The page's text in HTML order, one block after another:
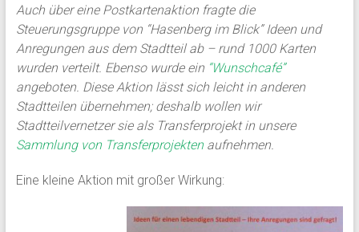
Auch über eine Postkartenaktion fragte die
Steuerungsgruppe von “Hasenberg im Blick” Ideen und
Anregungen aus dem Stadtteil ab – rund 1000 Karten
wurden verteilt. Ebenso wurde ein “Wunschcafé”
angeboten. Diese Aktion lässt sich leicht in anderen
Stadtteilen übernehmen; deshalb wollen wir
Stadtteilvernetzer sie als Transferprojekt in unsere
Sammlung von Transferprojektenaufnehmen.
Eine kleine Aktion mit großer Wirkung: